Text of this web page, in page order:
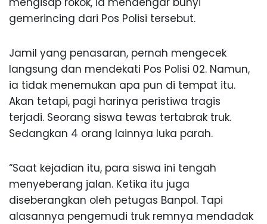
gemerincing dari Pos Polisi tersebut.
Jamil yang penasaran, pernah mengecek
langsung dan mendekati Pos Polisi 02. Namun,
ia tidak menemukan apa pun di tempat itu.
Akan tetapi, pagi harinya peristiwa tragis
terjadi. Seorang siswa tewas tertabrak truk.
Sedangkan 4 orang lainnya luka parah.
“Saat kejadian itu, para siswa ini tengah
menyeberang jalan. Ketika itu juga
diseberangkan oleh petugas Banpol. Tapi
alasannya pengemudi truk remnya mendadak